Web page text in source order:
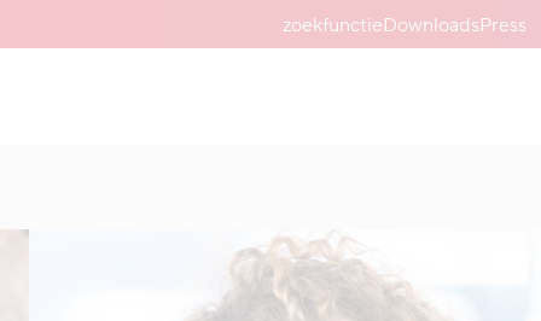
zoekfunctieDownloadsPress